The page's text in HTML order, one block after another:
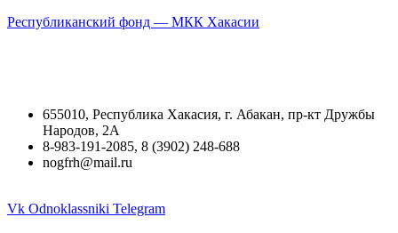
Республиканский фонд — МКК Хакасии
655010, Республика Хакасия, г. Абакан, пр-кт Дружбы
Народов, 2А
8-983-191-2085, 8 (3902) 248-688
nogfrh@mail.ru
Vk Odnoklassniki Telegram